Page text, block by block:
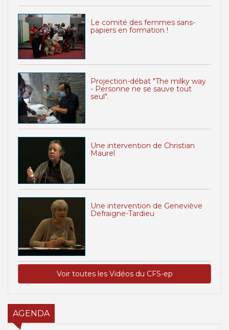
Le comité des femmes sans-
papiers en formation !
Projection-débat "The milky way
- Personne ne se sauve tout
seul".
Une intervention de Christian
Maurel
Une intervention de Geneviève
Defraigne-Tardieu
Voir toutes les Vidéos du CFS-ep
AGENDA